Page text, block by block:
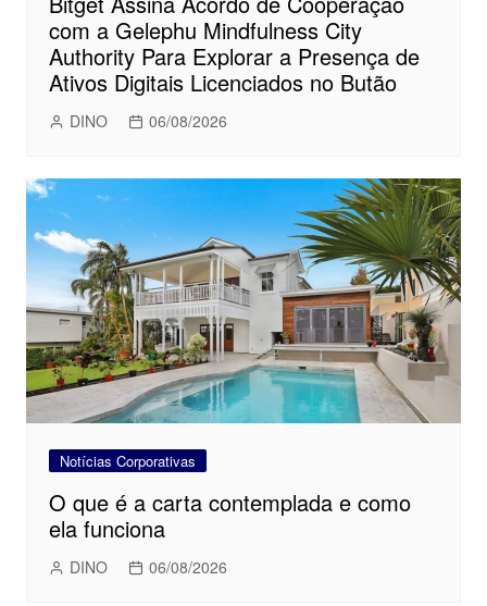
com a Gelephu Mindfulness City
Authority Para Explorar a Presença de
Ativos Digitais Licenciados no Butão
DINO 06/08/2026
Notícias Corporativas
O que é a carta contemplada e como
ela funciona
DINO 06/08/2026